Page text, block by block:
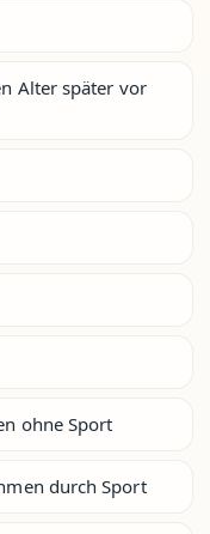
Alter später vor
ohne Sport
durch Sport